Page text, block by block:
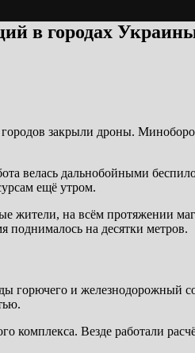
в городах
закрыли дроны.
велась дальнобойными
ещё утром.
жители, на всём протяжении
поднималось на десятки метров.
горючего и железнодорожный
комплекса. Везде работали